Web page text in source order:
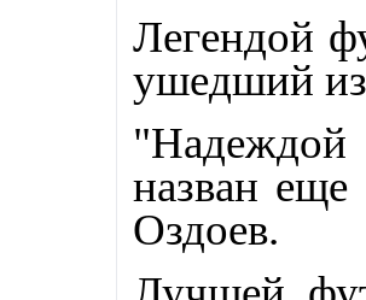
Легендой
ушедший из
"Надеждой
назван
Оздоев.